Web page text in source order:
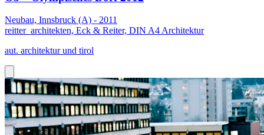
Neubau, Innsbruck (A) - 2011
reitter_architekten, Eck & Reiter, DIN A4 Architektur
aut. architektur und tirol